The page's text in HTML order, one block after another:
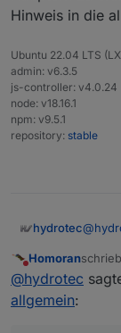
Hinweis in die
Ubuntu 22.04 LTS
admin: v6.3.5
js-controller: v4.0.24
node: v18.16.1
npm: v9.5.1
repository: stable
hydrotec@
@
Nicht stören
Homoran
zuletzt
@hydrotec
allgemein: